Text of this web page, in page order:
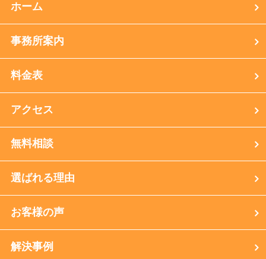
ホーム
事務所案内
料金表
アクセス
無料相談
選ばれる理由
お客様の声
解決事例